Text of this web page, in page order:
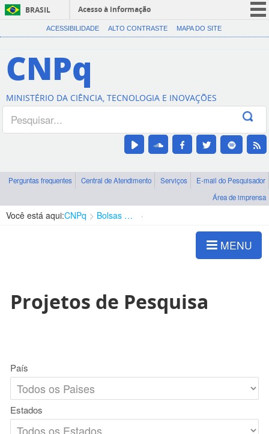
BRASIL
Acesso à informação
CORONAVÍRUS (COVID-19)
Canais
ACESSIBILIDADE ALTO CONTRASTE MAPA DO SITE
CNPq
MINISTÉRIO DA CIÊNCIA, TECNOLOGIA E INOVAÇÕES
Perguntas frequentes Central de Atendimento Serviços
E-mail do Pesquisador
Área de imprensa
Você está aqui:CNPq Bolsas e Auxílios Vigentes
MENU
Projetos de Pesquisa
País
Estados